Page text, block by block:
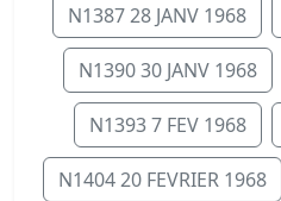
N1387 28 JANV 1968
N1390 30 JANV 1968
N1393 7 FEV 1968
N1404 20 FEVRIER 1968